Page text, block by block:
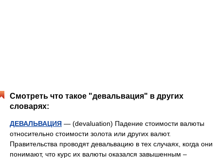
Смотреть что такое "девальвация" в других
словарях:
ДЕВАЛЬВАЦИЯ — (devaluation) Падение стоимости валюты
относительно стоимости золота или других валют.
Правительства проводят девальвацию в тех случаях, когда они
понимают, что курс их валюты оказался завышенным –